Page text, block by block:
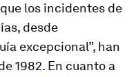
los incidentes de
desde
excepcional”, han
1982. En cuanto a